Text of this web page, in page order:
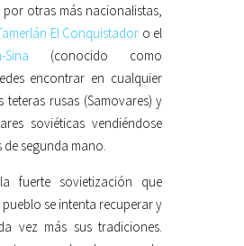
por otras más nacionalistas,
El Conquistador o el
(conocido como
encontrar en cualquier
teteras rusas (Samovares) y
soviéticas vendiéndose
de segunda mano.
fuerte sovietización que
se intenta recuperar y
vez más sus tradiciones.